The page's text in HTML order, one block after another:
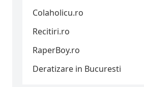
Colaholicu.ro
Recitiri.ro
RaperBoy.ro
Deratizare in Bucuresti